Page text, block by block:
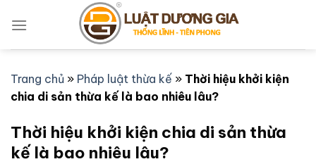
qua
Trang chủ » Pháp luật thừa kế » Thời hiệu khởi kiện
chia di sản thừa kế là bao nhiêu lâu?
Thời hiệu khởi kiện chia di sản thừa
kế là bao nhiêu lâu?